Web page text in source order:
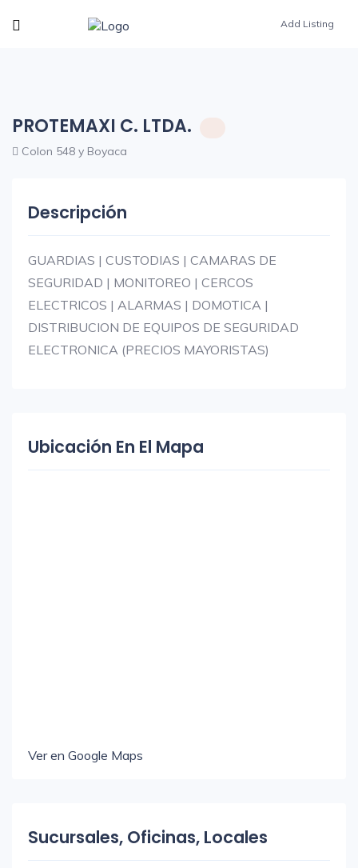
Add Listing
PROTEMAXI C. LTDA.
Colon 548 y Boyaca
Descripción
GUARDIAS | CUSTODIAS | CAMARAS DE
SEGURIDAD | MONITOREO | CERCOS
ELECTRICOS | ALARMAS | DOMOTICA |
DISTRIBUCION DE EQUIPOS DE SEGURIDAD
ELECTRONICA (PRECIOS MAYORISTAS)
Ubicación En El Mapa
Ver en Google Maps
Sucursales, Oficinas, Locales